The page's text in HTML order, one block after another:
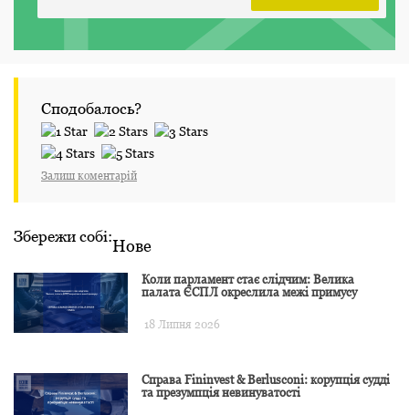
Сподобалось?
Залиш коментарій
Збережи собі:Нове
Коли парламент стає слідчим: Велика
палата ЄСПЛ окреслила межі примусу
18 Липня 2026
Справа Fininvest & Berlusconi: корупція судді
та презумпція невинуватості